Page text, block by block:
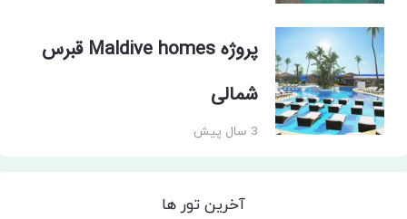
پروژه Maldive homes قبرس
شمالی
3 سال پیش
آخرین تور ها